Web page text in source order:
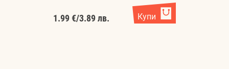
1.99 €/3.89 лв. Купи